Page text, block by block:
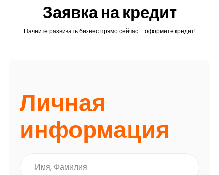
Заявка на кредит
Начните развивать бизнес прямо сейчас - оформите кредит!
Личная
информация